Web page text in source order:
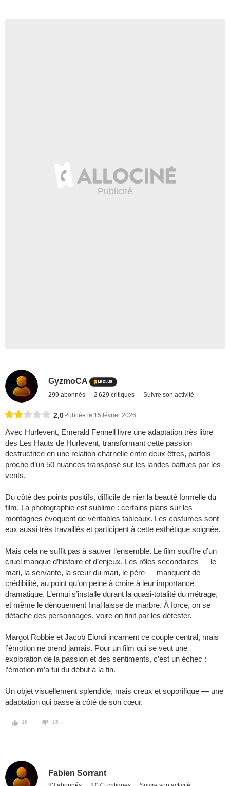
GyzmoCA
299 abonnés 2 629 critiques Suivre son activité
2,0 Publiée le 15 février 2026
Avec Hurlevent, Emerald Fennell livre une adaptation très libre
des Les Hauts de Hurlevent, transformant cette passion
destructrice en une relation charnelle entre deux êtres, parfois
proche d’un 50 nuances transposé sur les landes battues par les
vents.
Du côté des points positifs, difficile de nier la beauté formelle du
film. La photographie est sublime : certains plans sur les
montagnes évoquent de véritables tableaux. Les costumes sont
eux aussi très travaillés et participent à cette esthétique soignée.
Mais cela ne suffit pas à sauver l’ensemble. Le film souffre d’un
cruel manque d’histoire et d’enjeux. Les rôles secondaires — le
mari, la servante, la sœur du mari, le père — manquent de
crédibilité, au point qu’on peine à croire à leur importance
dramatique. L’ennui s’installe durant la quasi-totalité du métrage,
et même le dénouement final laisse de marbre. À force, on se
détache des personnages, voire on finit par les détester.
Margot Robbie et Jacob Elordi incarnent ce couple central, mais
l’émotion ne prend jamais. Pour un film qui se veut une
exploration de la passion et des sentiments, c’est un échec :
l’émotion m’a fui du début à la fin.
Un objet visuellement splendide, mais creux et soporifique — une
adaptation qui passe à côté de son cœur.
18 15
Fabien Sorrant